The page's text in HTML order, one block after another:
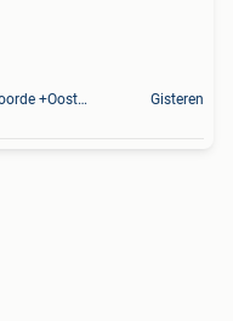
Oostende Zandvoorde +Oostende Gisteren